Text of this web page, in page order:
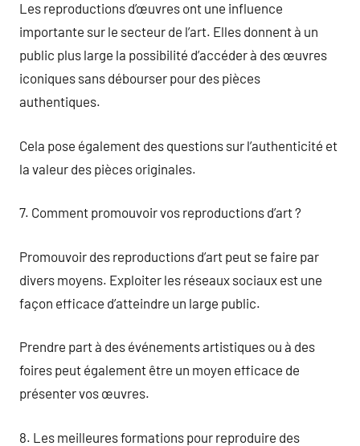
Les reproductions d’œuvres ont une influence
importante sur le secteur de l’art. Elles donnent à un
public plus large la possibilité d’accéder à des œuvres
iconiques sans débourser pour des pièces
authentiques.
Cela pose également des questions sur l’authenticité et
la valeur des pièces originales.
7. Comment promouvoir vos reproductions d’art ?
Promouvoir des reproductions d’art peut se faire par
divers moyens. Exploiter les réseaux sociaux est une
façon efficace d’atteindre un large public.
Prendre part à des événements artistiques ou à des
foires peut également être un moyen efficace de
présenter vos œuvres.
8. Les meilleures formations pour reproduire des